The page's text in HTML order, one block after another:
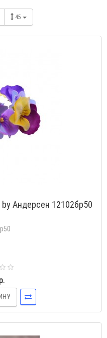
45
Андерсен 12102бр50